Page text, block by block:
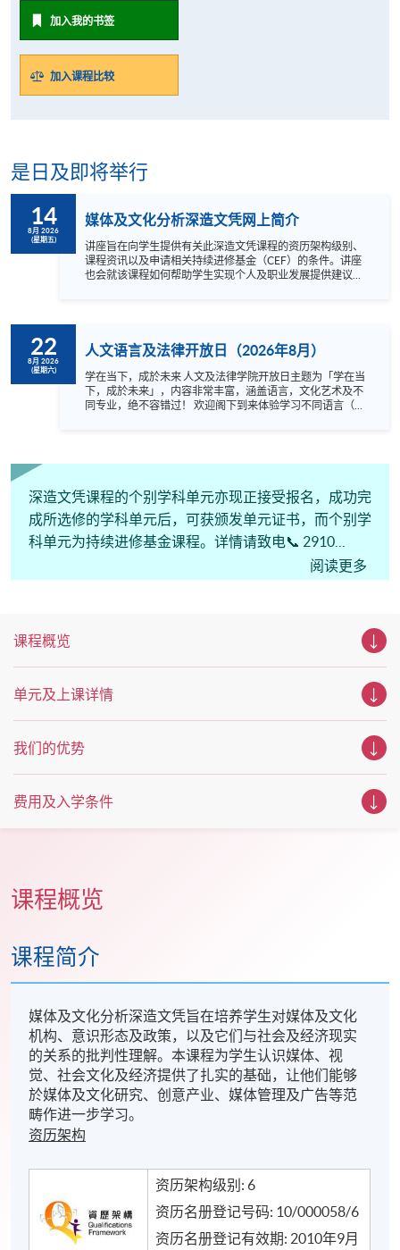
加入我的书签
加入课程比较
是日及即将举行
14
8月 2026
(星期五)
媒体及文化分析深造文凭网上简介
讲座旨在向学生提供有关此深造文凭课程的资历架构级别、
课程资讯以及申请相关持续进修基金（CEF）的条件。讲座
也会就该课程如何帮助学生实现个人及职业发展提供建议。
资历架构级别: 6 资历名册登记号码: 10/000058/6资历名册
登记有效期: 2010年9月1日 - 持续有效
22
8月 2026
(星期六)
人文语言及法律开放日（2026年8月）
学在当下，成於未来 人文及法律学院开放日主题为「学在当
下，成於未来」，内容非常丰富，涵盖语言，文化艺术及不
同专业，绝不容错过！ 欢迎阁下到来体验学习不同语言（包
的你，绝对是机会难逢。若你想了解心理学及相关的日常应
坊、体验课堂和丰富资讯讲座。万勿错过是次活动，记得把
握机会，立刻报名参加，规划学习之路，成就你的未来蓝
图！
深造文凭课程的个别学科单元亦现正接受报名，成功完
成所选修的学科单元后，可获颁发单元证书，而个别学
科单元为持续进修基金课程。详情请致电📞 2910
阅读更多
课程概览
单元及上课详情
我们的优势
费用及入学条件
课程概览
课程简介
媒体及文化分析深造文凭旨在培养学生对媒体及文化
机构、意识形态及政策，以及它们与社会及经济现实
的关系的批判性理解。本课程为学生认识媒体、视
觉、社会文化及经济提供了扎实的基础，让他们能够
於媒体及文化研究、创意产业、媒体管理及广告等范
畴作进一步学习。
资历架构
资历架构级别: 6
资历名册登记号码: 10/000058/6
资历名册登记有效期: 2010年9月